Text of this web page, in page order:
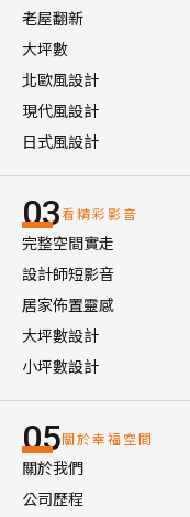
老屋翻新
大坪數
北歐風設計
現代風設計
日式風設計
03看精彩影音
完整空間實走
設計師短影音
居家佈置靈感
大坪數設計
小坪數設計
05關於幸福空間
關於我們
公司歷程